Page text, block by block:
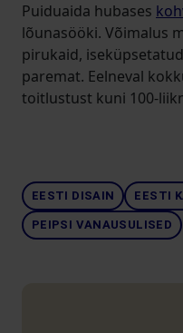
Puiduaida hubases
lõunasööki. Võimalus
pirukaid,
paremat. Eelneval
toitlustust kuni 100-
EESTI DISAIN EESTI
PEIPSI VANAUSULISED